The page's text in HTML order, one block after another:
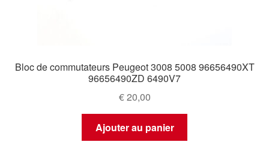
Bloc de commutateurs Peugeot 3008 5008 96656490XT
96656490ZD 6490V7
€20,00
Ajouter au panier